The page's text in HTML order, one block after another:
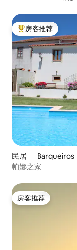
热门「房客推荐」
房客推荐
民居 ｜ Barqueiros
帕娜之家
房客推荐
房客推荐